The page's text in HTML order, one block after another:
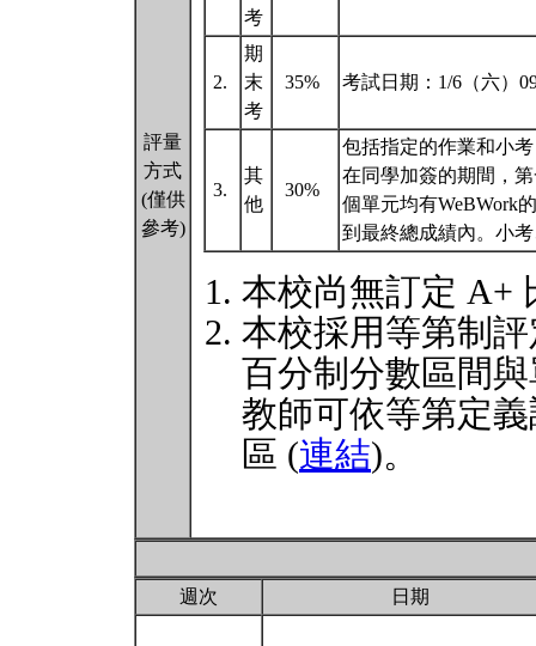
評量
方式
(僅供
參考)
考
2.
期
末
考
35% 考試日期：1/6（六）
3.
其
他
30%
包括指定的作業和小
在同學加簽的期間，
個單元均有WeBWork
到最終總成績內。小
本校尚無訂定 A+
本校採用等第制
百分制分數區間
教師可依等第定
區 (連結)。
週次 日期